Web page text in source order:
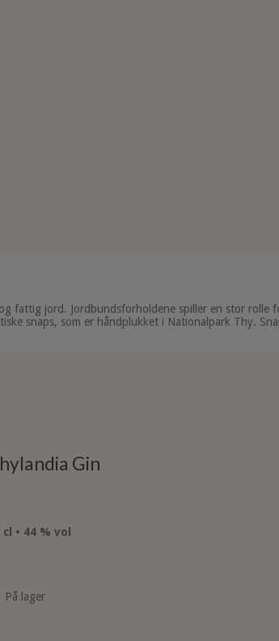
fattig jord. Jordbundsforholdene spiller en stor
snaps, som er håndplukket i Nationalpark Thy.
Gin
cl • 44 % vol
På lager